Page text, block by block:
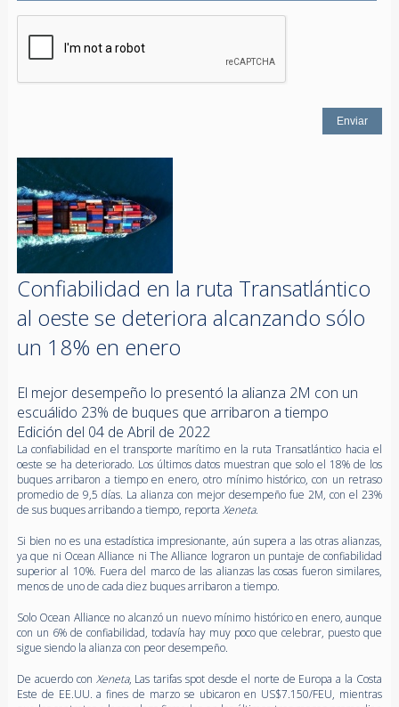
Confiabilidad en la ruta Transatlántico
al oeste se deteriora alcanzando sólo
un 18% en enero
El mejor desempeño lo presentó la alianza 2M con un
escuálido 23% de buques que arribaron a tiempo
Edición del 04 de Abril de 2022
La confiabilidad en el transporte marítimo en la ruta Transatlántico hacia el
oeste se ha deteriorado. Los últimos datos muestran que solo el 18% de los
buques arribaron a tiempo en enero, otro mínimo histórico, con un retraso
promedio de 9,5 días. La alianza con mejor desempeño fue 2M, con el 23%
de sus buques arribando a tiempo, reporta Xeneta.
Si bien no es una estadística impresionante, aún supera a las otras alianzas,
ya que ni Ocean Alliance ni The Alliance lograron un puntaje de confiabilidad
superior al 10%. Fuera del marco de las alianzas las cosas fueron similares,
menos de uno de cada diez buques arribaron a tiempo.
Solo Ocean Alliance no alcanzó un nuevo mínimo histórico en enero, aunque
con un 6% de confiabilidad, todavía hay muy poco que celebrar, puesto que
sigue siendo la alianza con peor desempeño.
De acuerdo con Xeneta, Las tarifas spot desde el norte de Europa a la Costa
Este de EE.UU. a fines de marzo se ubicaron en US$7.150/FEU, mientras